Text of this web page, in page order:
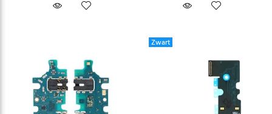
Zwart